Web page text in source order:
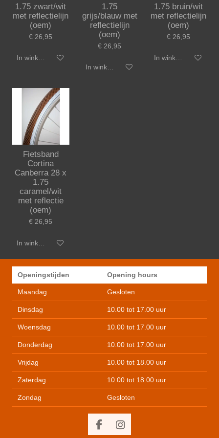
1.75 zwart/wit
met reflectielijn
(oem)
€ 26,95
In winkelwagen
1.75
grijs/blauw met
reflectielijn
(oem)
€ 26,95
In winkelwagen
1.75 bruin/wit
met reflectielijn
(oem)
€ 26,95
In winkelwagen
Fietsband
Cortina
Canberra 28 x
1.75
caramel/wit
met reflectie
(oem)
€ 26,95
In winkelwagen
Openingstijden Opening hours
Maandag Gesloten
Dinsdag 10.00 tot 17.00 uur
Woensdag 10.00 tot 17.00 uur
Donderdag 10.00 tot 17.00 uur
Vrijdag 10.00 tot 18.00 uur
Zaterdag 10.00 tot 18.00 uur
Zondag Gesloten
F
I